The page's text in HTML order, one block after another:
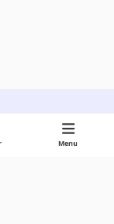
Menu